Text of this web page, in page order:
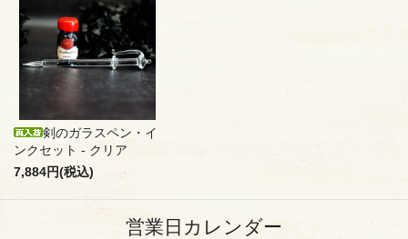
剣のガラスペン・イ
ンクセット - クリア
7,884円(税込)
営業日カレンダー